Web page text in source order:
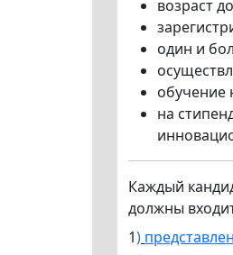
возраст
один и
обучение
на
Каждый
должны
1)